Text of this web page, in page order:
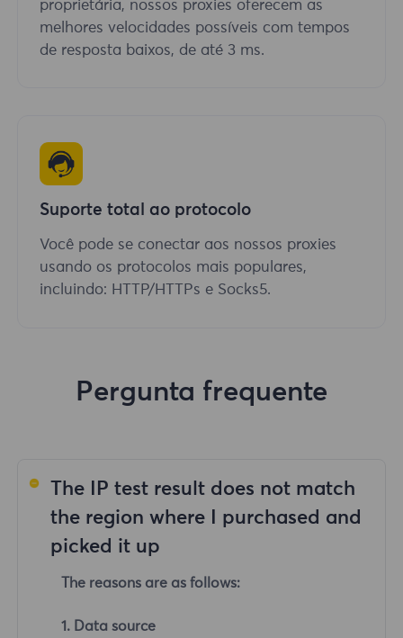
proprietária, nossos proxies oferecem as
melhores velocidades possíveis com tempos
de resposta baixos, de até 3 ms.
Suporte total ao protocolo
Você pode se conectar aos nossos proxies
usando os protocolos mais populares,
incluindo: HTTP/HTTPs e Socks5.
Pergunta frequente
The IP test result does not match
the region where I purchased and
picked it up
The reasons are as follows:
1. Data source